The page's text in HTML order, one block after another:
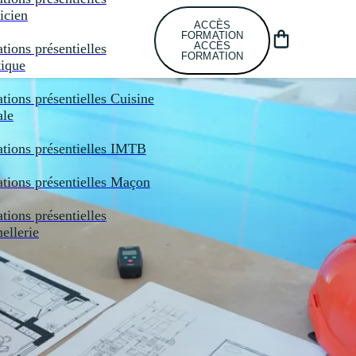
présentielles
présentielles Cuisine
présentielles IMTB
présentielles Maçon
présentielles
ACCÈS
FORMATION
ACCÈS
FORMATION